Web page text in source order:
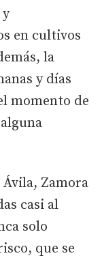
en cultivos
la
y días
momento de
Zamora
casi al
solo
que se